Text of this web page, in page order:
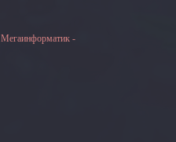
Мегаинформатик -